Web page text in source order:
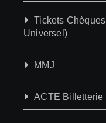
Tickets
Universel)
MMJ
ACTE Billetterie